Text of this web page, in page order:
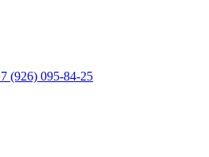
(926) 095-84-25